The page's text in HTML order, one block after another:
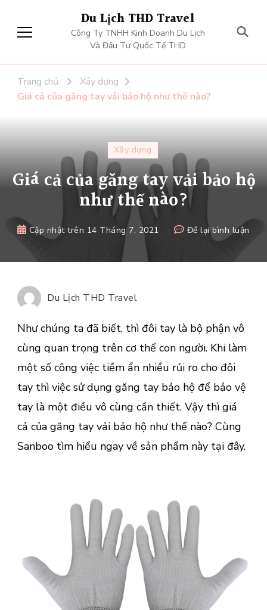
Du Lịch THD Travel
Công Ty TNHH Kinh Doanh Du Lịch
Và Đầu Tư Quốc Tế THD
Trang chủ
Xây dựng
Giá cả của găng tay vải bảo hộ như thế nào?
Xây dựng
Giá cả của găng tay vải bảo hộ
như thế nào?
Cập nhật trên 14 Tháng 7, 2021 Để lại bình luận
cả
Du Lịch THD Travel
Như chúng ta đã biết, thì đôi tay là bộ phận vô
cùng quan trọng trên cơ thể con người. Khi làm
một số công việc tiềm ẩn nhiều rủi ro cho đôi
tay thì việc sử dụng găng tay bảo hộ để bảo vệ
tay là một điều vô cùng cần thiết. Vậy thì giá
cả của găng tay vải bảo hộ như thế nào? Cùng
Sanboo tìm hiểu ngay về sản phẩm này tại đây.